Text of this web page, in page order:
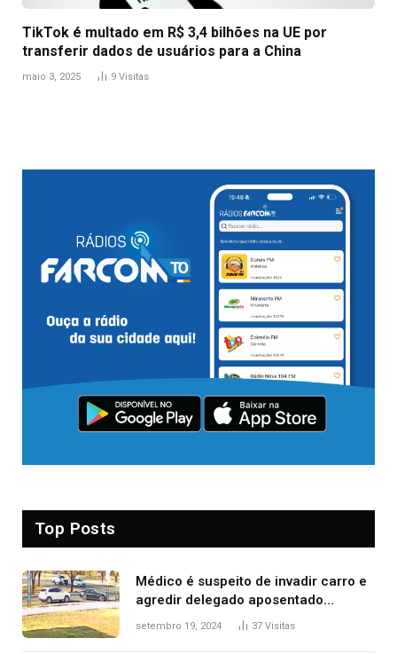
TikTok é multado em R$ 3,4 bilhões na UE por
transferir dados de usuários para a China
maio 3, 2025 9 Visitas
Top Posts
Médico é suspeito de invadir carro e
agredir delegado aposentado
durante confusão no trânsito
setembro 19, 2024 37 Visitas